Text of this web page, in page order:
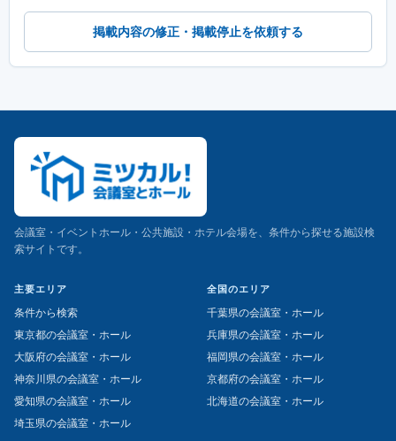
掲載内容の修正・掲載停止を依頼する
会議室・イベントホール・公共施設・ホテル会場を、条件から探せる施設検
索サイトです。
主要エリア
条件から検索
東京都の会議室・ホール
大阪府の会議室・ホール
神奈川県の会議室・ホール
愛知県の会議室・ホール
埼玉県の会議室・ホール
全国のエリア
千葉県の会議室・ホール
兵庫県の会議室・ホール
福岡県の会議室・ホール
京都府の会議室・ホール
北海道の会議室・ホール